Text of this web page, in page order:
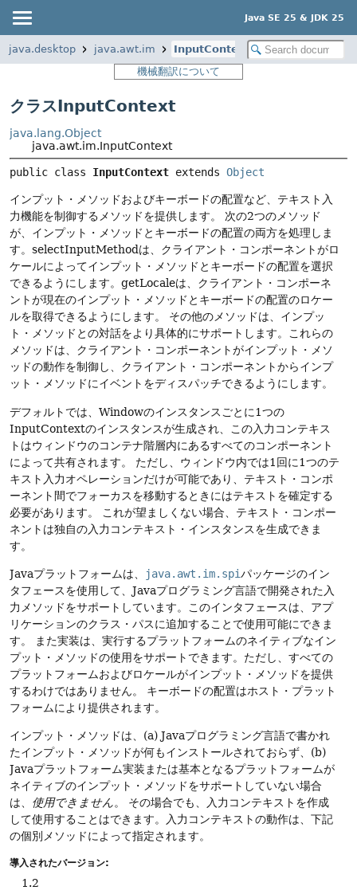
Java SE 25 & JDK 25
java.desktop java.awt.im
InputContext
機械翻訳について
クラスInputContext
java.lang.Object
java.awt.im.InputContext
public class InputContext extends Object
インプット・メソッドおよびキーボードの配置など、テキスト入
力機能を制御するメソッドを提供します。
次の2つのメソッド
が、インプット・メソッドとキーボードの配置の両方を処理しま
す。selectInputMethodは、クライアント・コンポーネントがロ
ケールによってインプット・メソッドとキーボードの配置を選択
できるようにします。getLocaleは、クライアント・コンポーネ
ントが現在のインプット・メソッドとキーボードの配置のロケー
ルを取得できるようにします。
その他のメソッドは、インプッ
ト・メソッドとの対話をより具体的にサポートします。これらの
メソッドは、クライアント・コンポーネントがインプット・メソ
ッドの動作を制御し、クライアント・コンポーネントからインプ
ット・メソッドにイベントをディスパッチできるようにします。
デフォルトでは、Windowのインスタンスごとに1つの
InputContextのインスタンスが生成され、この入力コンテキス
トはウィンドウのコンテナ階層内にあるすべてのコンポーネント
によって共有されます。
ただし、ウィンドウ内では1回に1つのテ
キスト入力オペレーションだけが可能であり、テキスト・コンポ
ーネント間でフォーカスを移動するときにはテキストを確定する
必要があります。
これが望ましくない場合、テキスト・コンポー
ネントは独自の入力コンテキスト・インスタンスを生成できま
す。
Javaプラットフォームは、 java.awt.im.spiパッケージのイン
タフェースを使用して、Javaプログラミング言語で開発された入
力メソッドをサポートしています。このインタフェースは、アプ
リケーションのクラス・パスに追加することで使用可能にできま
す。
また実装は、実行するプラットフォームのネイティブなイン
プット・メソッドの使用をサポートできます。ただし、すべての
プラットフォームおよびロケールがインプット・メソッドを提供
するわけではありません。
キーボードの配置はホスト・プラット
フォームにより提供されます。
インプット・メソッドは、(a) Javaプログラミング言語で書かれ
たインプット・メソッドが何もインストールされておらず、(b)
Javaプラットフォーム実装または基本となるプラットフォームが
ネイティブのインプット・メソッドをサポートしていない場合
は、 使用できません。
その場合でも、入力コンテキストを作成
して使用することはできます。入力コンテキストの動作は、下記
の個別メソッドによって指定されます。
導入されたバージョン:
1.2